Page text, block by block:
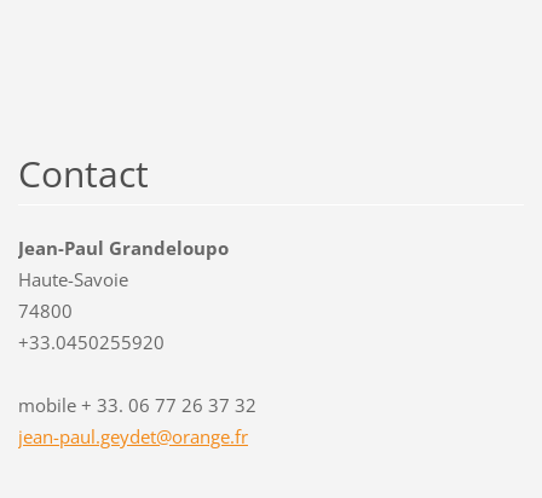
Contact
Jean-Paul Grandeloupo
Haute-Savoie
74800
+33.0450255920
mobile + 33. 06 77 26 37 32
jean-paul.geydet@orange.fr